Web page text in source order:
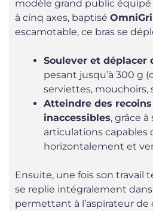
modèle grand public équipé
à cinq axes, baptisé
escamotable, ce bras se
Soulever et déplacer
pesant jusqu’à 300 g
serviettes, mouchoirs,
Atteindre des
inaccessibles, grâce
articulations capables
horizontalement et
Ensuite, une fois son travail
se replie intégralement
permettant à l’aspirateur de